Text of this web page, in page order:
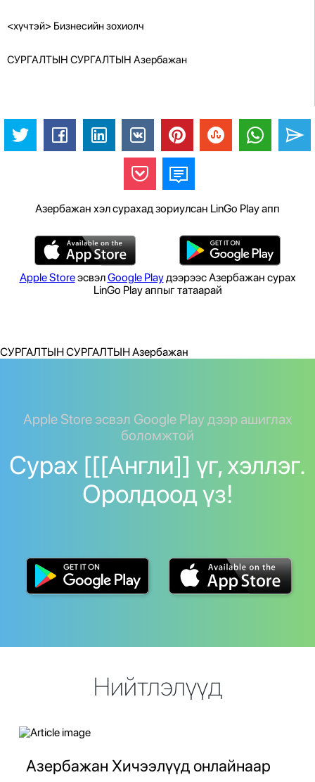
<хүчтэй> Бизнесийн зохиолч
СУРГАЛТЫН СУРГАЛТЫН Азербажан
Азербажан хэл сурахад зориулсан LinGo Play апп
Apple StoreэсвэлGoogle Playдээрээс Азербажан сурах
LinGo Play аппыг татаарай
СУРГАЛТЫН СУРГАЛТЫН Азербажан
Apple Store эсвэл Google Play дээр ашиглах
боломжтой
Сурах [[[Англи]] үг, хэллэг.
Оролдоод үз!
Нийтлэлүүд
Азербажан Хичээлүүд онлайнаар